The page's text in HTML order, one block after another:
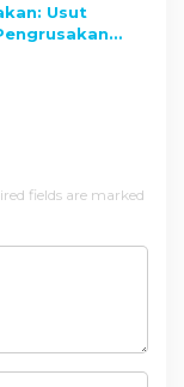
Usut
fields are marked